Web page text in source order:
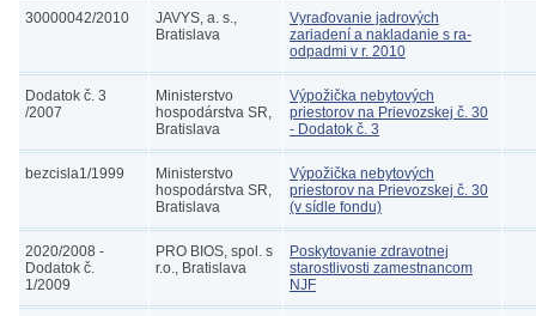
30000042/2010
JAVYS, a. s.,
Bratislava
Vyraďovanie jadrových
zariadení a nakladanie s ra-
odpadmi v r. 2010
Dodatok č. 3
/2007
Ministerstvo
hospodárstva SR,
Bratislava
Výpožička nebytových
priestorov na Prievozskej č. 30
- Dodatok č. 3
bezcisla1/1999
Ministerstvo
hospodárstva SR,
Bratislava
Výpožička nebytových
priestorov na Prievozskej č. 30
(v sídle fondu)
2020/2008 -
Dodatok č.
1/2009
PRO BIOS, spol. s
r.o., Bratislava
Poskytovanie zdravotnej
starostlivosti zamestnancom
NJF